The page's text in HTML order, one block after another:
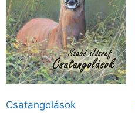
Csatangolások